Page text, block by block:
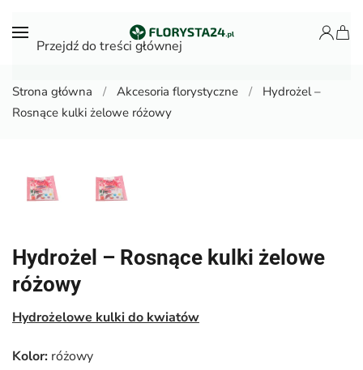
Przejdź do treści głównej
Strona główna Akcesoria florystyczne
Hydrożel –
Rosnące kulki żelowe różowy
Hydrożel – Rosnące kulki żelowe
różowy
Hydrożelowe kulki do kwiatów
Kolor: różowy